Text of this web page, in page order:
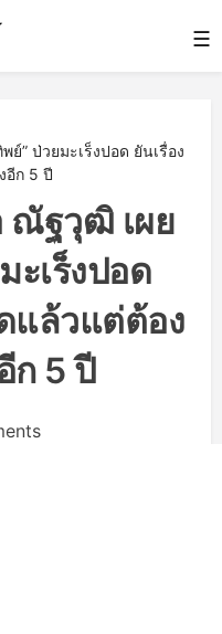
☰
” ป่วยมะเร็งปอด ยันเรื่อง
อีก 5 ปี
ณัฐวุฒิ เผย
ะเร็งปอด
แล้วแต่ต้อง
ก 5 ปี